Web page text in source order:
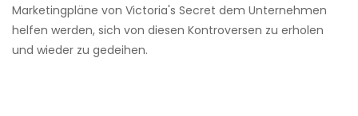
Marketingpläne von Victoria's Secret dem Unternehmen
helfen werden, sich von diesen Kontroversen zu erholen
und wieder zu gedeihen.